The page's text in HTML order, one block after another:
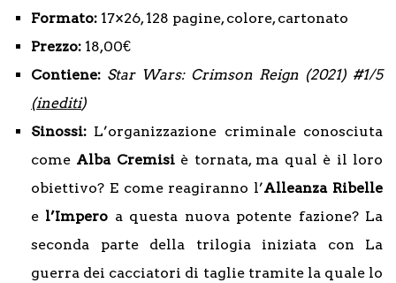
Formato: 17×26, 128 pagine, colore, cartonato
Prezzo: 18,00€
Contiene: Star Wars: Crimson Reign (2021) #1/5
(inediti)
Sinossi: L’organizzazione criminale conosciuta
come Alba Cremisiè tornata, ma qual è il loro
obiettivo? E come reagiranno l’Alleanza Ribelle
e l’Impero a questa nuova potente fazione? La
seconda parte della trilogia iniziata con La
guerra dei cacciatori di taglie tramite la quale lo